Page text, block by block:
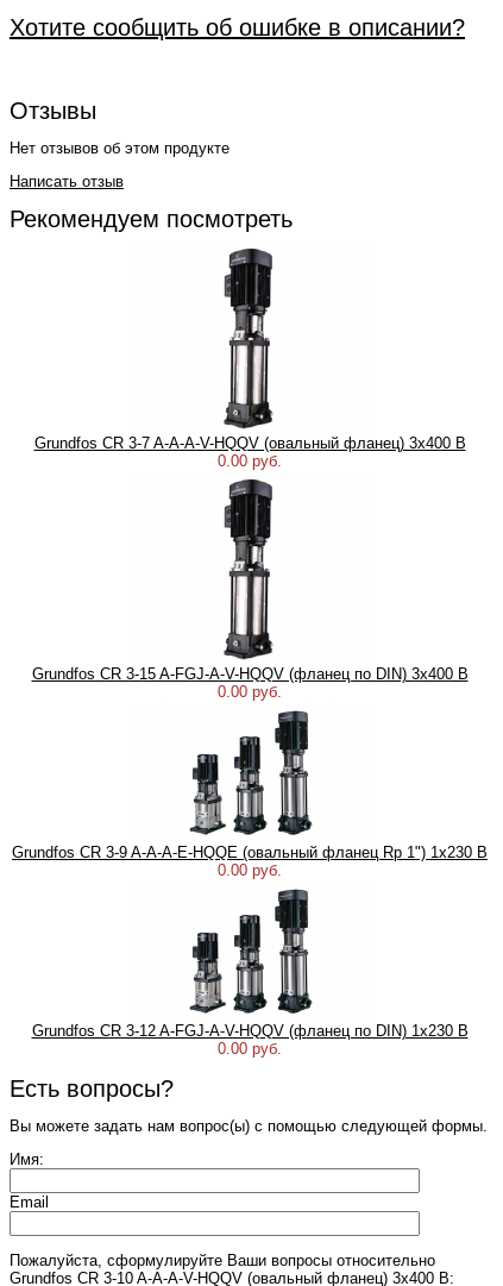
Хотите сообщить об ошибке в описании?
Отзывы
Нет отзывов об этом продукте
Написать отзыв
Рекомендуем посмотреть
Grundfos CR 3-7 A-A-A-V-HQQV (овальный фланец) 3х400 В
0.00 руб.
Grundfos CR 3-15 A-FGJ-A-V-HQQV (фланец по DIN) 3х400 В
0.00 руб.
Grundfos CR 3-9 A-A-A-E-HQQE (овальный фланец Rp 1") 1х230 В
0.00 руб.
Grundfos CR 3-12 A-FGJ-A-V-HQQV (фланец по DIN) 1х230 В
0.00 руб.
Есть вопросы?
Вы можете задать нам вопрос(ы) с помощью следующей формы.
Имя:
Email
Пожалуйста, сформулируйте Ваши вопросы относительно
Grundfos CR 3-10 A-A-A-V-HQQV (овальный фланец) 3х400 В: